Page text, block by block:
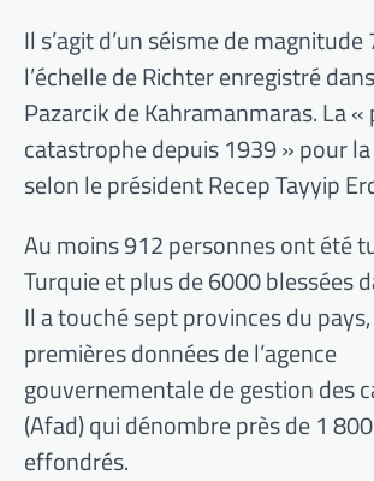
Il s’agit d’un séisme de magnitude
l’échelle de Richter enregistré
Pazarcik de Kahramanmaras. La «
catastrophe depuis 1939 » pour
selon le président Recep Tayyip
Au moins 912 personnes ont été
Turquie et plus de 6000 blessées
Il a touché sept provinces du pays,
premières données de l’agence
gouvernementale de gestion des
(Afad) qui dénombre près de 1
effondrés.